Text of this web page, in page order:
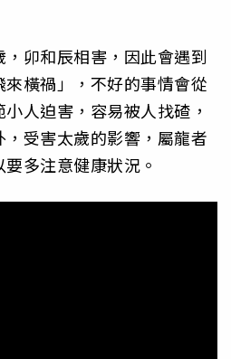
卯和辰相害，因此會遇到
來橫禍」，不好的事情會從
人迫害，容易被人找碴，
受害太歲的影響，屬龍者
多注意健康狀況。